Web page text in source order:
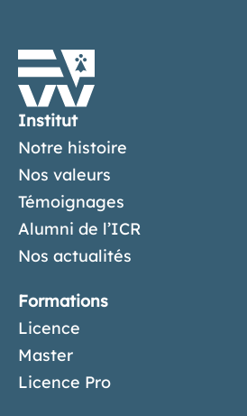
Institut
Notre histoire
Nos valeurs
Témoignages
Alumni de l’ICR
Nos actualités
Formations
Licence
Master
Licence Pro